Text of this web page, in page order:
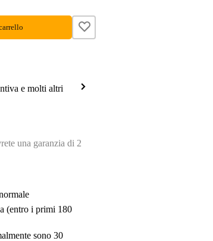
e molti altri
una garanzia di 2
(entro i primi 180
sono 30